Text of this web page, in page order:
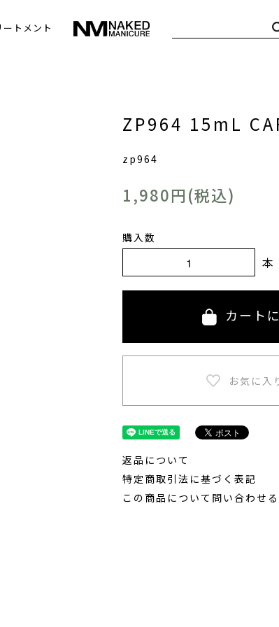
ートメント
ZP964 15mL
zp964
1,980円(税込)
購入数
本
カート
返品について
特定商取引法に基づく表記
この商品について問い合わせる